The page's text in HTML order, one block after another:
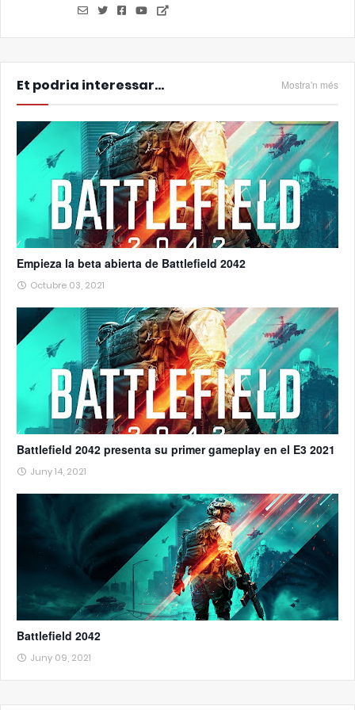
Et podria interessar... Mostra'n més
Empieza la beta abierta de Battlefield 2042
Octubre 03, 2021
Battlefield 2042 presenta su primer gameplay en el E3 2021
Juny 14, 2021
Battlefield 2042
Juny 09, 2021